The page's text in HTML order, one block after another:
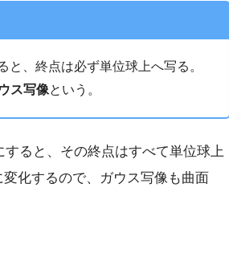
、終点は必ず単位球上へ写る。
ス写像という。
ると、その終点はすべて単位球上
化するので、ガウス写像も曲面